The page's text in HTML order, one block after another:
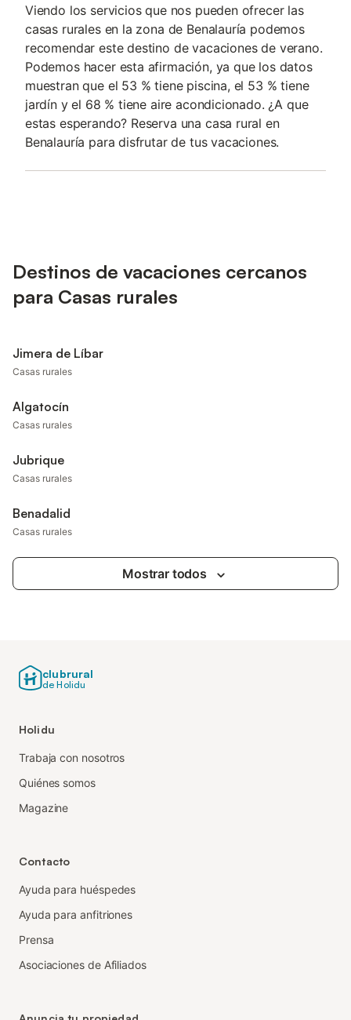
Viendo los servicios que nos pueden ofrecer las
casas rurales en la zona de Benalauría podemos
recomendar este destino de vacaciones de verano.
Podemos hacer esta afirmación, ya que los datos
muestran que el 53 % tiene piscina, el 53 % tiene
jardín y el 68 % tiene aire acondicionado. ¿A que
estas esperando? Reserva una casa rural en
Benalauría para disfrutar de tus vacaciones.
Destinos de vacaciones cercanos
para Casas rurales
Jimera de Líbar
Casas rurales
Algatocín
Casas rurales
Jubrique
Casas rurales
Benadalid
Casas rurales
Mostrar todos
clubrural
de Holidu
Holidu
Trabaja con nosotros
Quiénes somos
Magazine
Contacto
Ayuda para huéspedes
Ayuda para anfitriones
Prensa
Asociaciones de Afiliados